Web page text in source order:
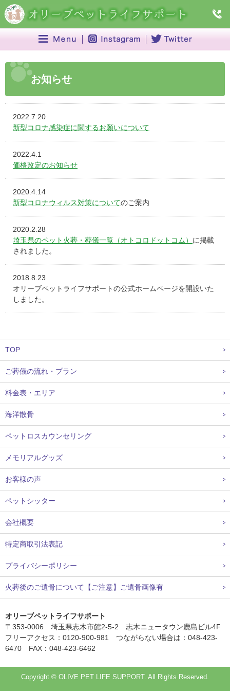
お知らせ
2022.7.20
新型コロナ感染症に関するお願いについて
2022.4.1
価格改定のお知らせ
2020.4.14
新型コロナウィルス対策についてのご案内
2020.2.28
埼玉県のペット火葬・葬儀一覧（オトコロドットコム） に掲載
されました。
2018.8.23
オリーブペットライフサポートの公式ホームページを開設いた
しました。
TOP
ご葬儀の流れ・プラン
料金表・エリア
海洋散骨
ペットロスカウンセリング
メモリアルグッズ
お客様の声
ペットシッター
会社概要
特定商取引法表記
プライバシーポリシー
火葬後のご遺骨について【ご注意】ご遺骨画像有
オリーブペットライフサポート
〒353-0006 埼玉県志木市館2-5-2 志木ニュータウン鹿島ビル4F
フリーアクセス：0120-900-981 つながらない場合は：048-423-
6470 FAX：048-423-6462
Copyright © OLIVE PET LIFE SUPPORT. All Rights Reserved.